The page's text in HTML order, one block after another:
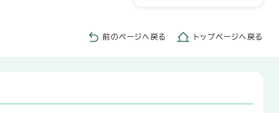
前のページへ戻る トップページへ戻る